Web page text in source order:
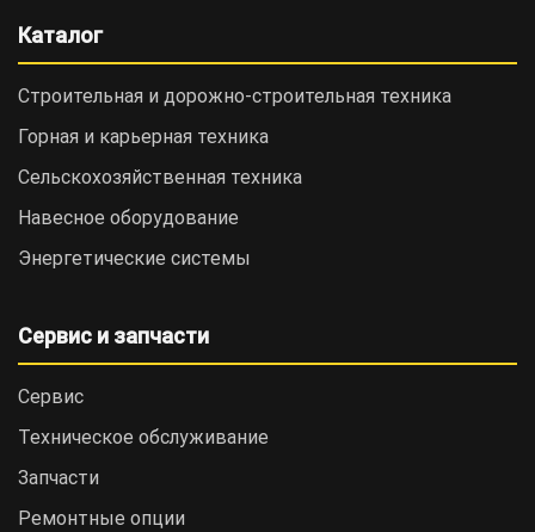
Каталог
Строительная и дорожно-cтроительная техника
Горная и карьерная техника
Сельскохозяйственная техника
Навесное оборудование
Энергетические системы
Сервис и запчасти
Сервис
Техническое обслуживание
Запчасти
Ремонтные опции